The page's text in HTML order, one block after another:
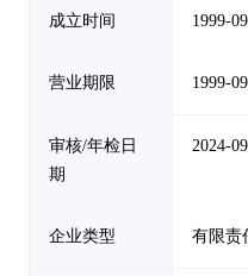
成立时间 1999-
营业期限 1999-
审核/年检日
期
2024-
企业类型 有限责